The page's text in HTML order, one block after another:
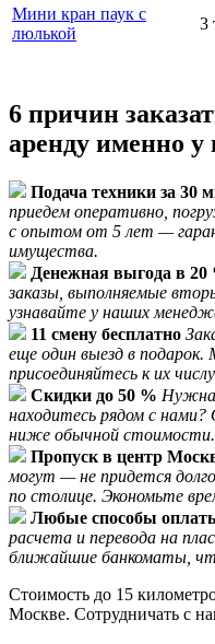
Мини кран паук с
люлькой
3
6 причин
аренду именно у
Подача техники за 30
приедем оперативно,
с опытом от 5 лет —
имущества.
Денежная выгода в 20
заказы, выполняемые
узнавайте у наших
11 смену бесплатно
еще один выезд в
присоединяйтесь к их
Скидки до 50 % Нужна
находитесь рядом с нами?
ниже обычной стоимости.
Пропуск в центр
могут — не придется
по столице. Экономьте
Любые способы
расчета и перевода на
ближайшие банкоматы,
Стоимость до 15
Москве. Сотрудничать с